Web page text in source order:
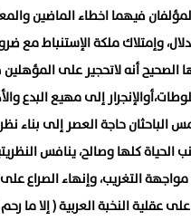
فيهما اخطاء الماضين
وإمتلاك ملكة الإستنباط مع
الصحيح أنه لاتحجير على
إلى مهيع البدع
الباحثان حاجة العصر إلى
كلها وصالح، ينافس
مواجهة التغريب، وإنهاء الصراع
عقلية النخبة العربية ( إلا ما